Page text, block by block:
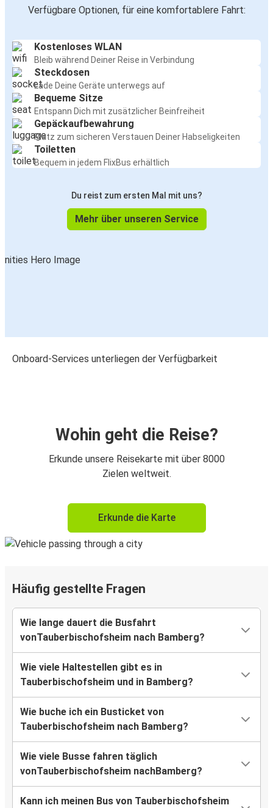
Verfügbare Optionen, für eine komfortablere Fahrt:
Kostenloses WLAN
Bleib während Deiner Reise in Verbindung
Steckdosen
Lade Deine Geräte unterwegs auf
Bequeme Sitze
Entspann Dich mit zusätzlicher Beinfreiheit
Gepäckaufbewahrung
Platz zum sicheren Verstauen Deiner Habseligkeiten
Toiletten
Bequem in jedem FlixBus erhältlich
Du reist zum ersten Mal mit uns?
Mehr über unseren Service
Onboard-Services unterliegen der Verfügbarkeit
Wohin geht die Reise?
Erkunde unsere Reisekarte mit über 8000
Zielen weltweit.
Erkunde die Karte
Häufig gestellte Fragen
Wie lange dauert die Busfahrt
vonTauberbischofsheim nach Bamberg?
Wie viele Haltestellen gibt es in
Tauberbischofsheim und in Bamberg?
Wie buche ich ein Busticket von
Tauberbischofsheim nach Bamberg?
Wie viele Busse fahren täglich
vonTauberbischofsheim nachBamberg?
Kann ich meinen Bus von Tauberbischofsheim